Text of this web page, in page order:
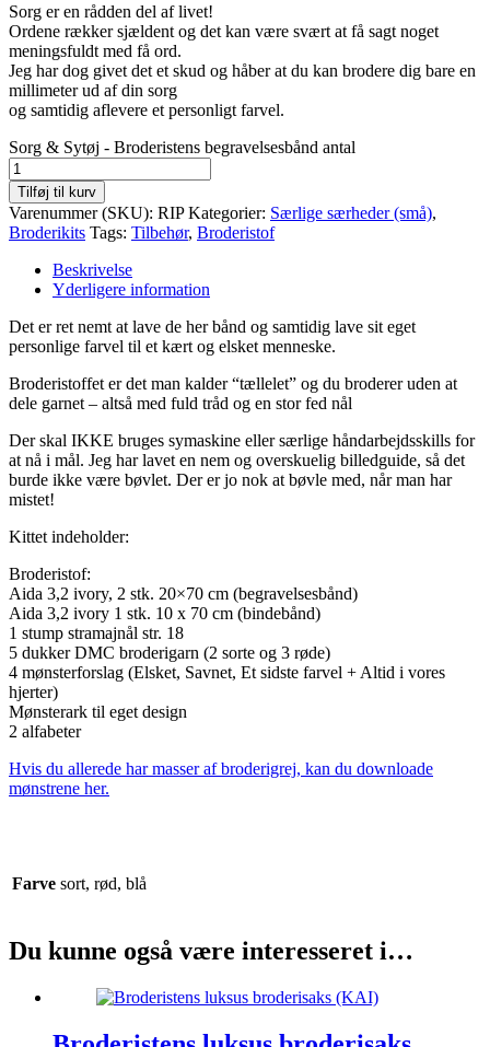
Sorg er en rådden del af livet!
Ordene rækker sjældent og det kan være svært at få sagt noget
meningsfuldt med få ord.
Jeg har dog givet det et skud og håber at du kan brodere dig bare en
millimeter ud af din sorg
og samtidig aflevere et personligt farvel.
Sorg & Sytøj - Broderistens begravelsesbånd antal
Tilføj til kurv
Varenummer (SKU): RIP Kategorier: Særlige særheder (små),
Broderikits Tags: Tilbehør, Broderistof
Beskrivelse
Yderligere information
Det er ret nemt at lave de her bånd og samtidig lave sit eget
personlige farvel til et kært og elsket menneske.
Broderistoffet er det man kalder “tællelet” og du broderer uden at
dele garnet – altså med fuld tråd og en stor fed nål
Der skal IKKE bruges symaskine eller særlige håndarbejdsskills for
at nå i mål. Jeg har lavet en nem og overskuelig billedguide, så det
burde ikke være bøvlet. Der er jo nok at bøvle med, når man har
mistet!
Kittet indeholder:
Broderistof:
Aida 3,2 ivory, 2 stk. 20×70 cm (begravelsesbånd)
Aida 3,2 ivory 1 stk. 10 x 70 cm (bindebånd)
1 stump stramajnål str. 18
5 dukker DMC broderigarn (2 sorte og 3 røde)
4 mønsterforslag (Elsket, Savnet, Et sidste farvel + Altid i vores
hjerter)
Mønsterark til eget design
2 alfabeter
Hvis du allerede har masser af broderigrej, kan du downloade
mønstrene her.
Farve sort, rød, blå
Du kunne også være interesseret i…